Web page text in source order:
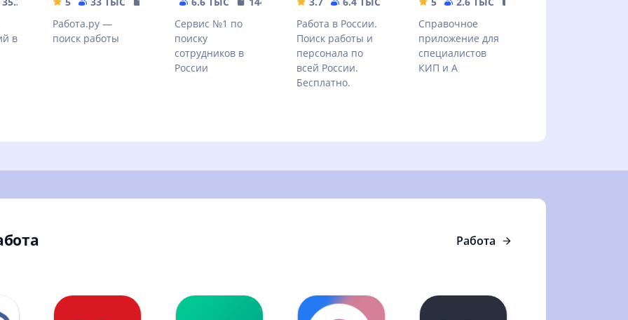
в
Работа.ру —
поиск работы
Сервис №1 по
поиску
сотрудников в
России
Работа в России.
Поиск работы и
персонала по
всей России.
Бесплатно.
Справочное
приложение для
специалистов
КИП и А
Работа